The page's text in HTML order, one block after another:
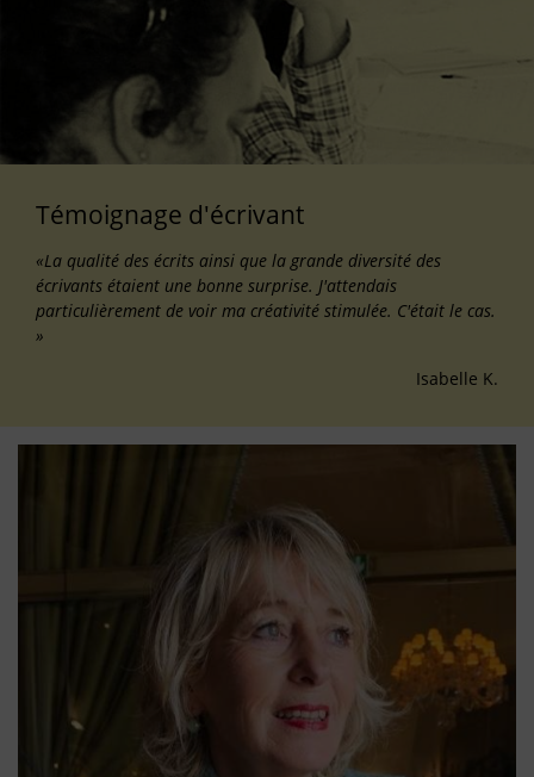
Témoignage d'écrivant
«La qualité des écrits ainsi que la grande diversité des
écrivants étaient une bonne surprise. J'attendais
particulièrement de voir ma créativité stimulée. C'était le cas.
»
Isabelle K.